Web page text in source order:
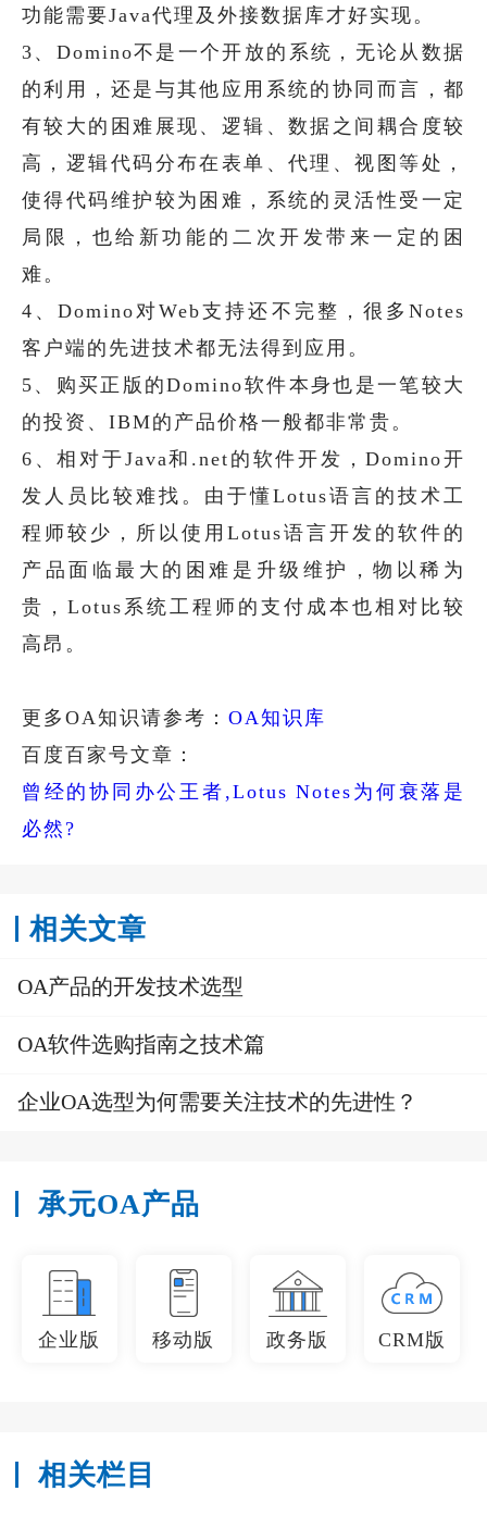
功能需要Java代理及外接数据库才好实现。
3、Domino不是一个开放的系统，无论从数据
的利用，还是与其他应用系统的协同而言，都
有较大的困难展现、逻辑、数据之间耦合度较
高，逻辑代码分布在表单、代理、视图等处，
使得代码维护较为困难，系统的灵活性受一定
局限，也给新功能的二次开发带来一定的困
难。
4、Domino对Web支持还不完整，很多Notes
客户端的先进技术都无法得到应用。
5、购买正版的Domino软件本身也是一笔较大
的投资、IBM的产品价格一般都非常贵。
6、相对于Java和.net的软件开发，Domino开
发人员比较难找。由于懂Lotus语言的技术工
程师较少，所以使用Lotus语言开发的软件的
产品面临最大的困难是升级维护，物以稀为
贵，Lotus系统工程师的支付成本也相对比较
高昂。
更多OA知识请参考： OA知识库
百度百家号文章：
曾经的协同办公王者,Lotus Notes为何衰落是
必然?
相关文章
OA产品的开发技术选型
OA软件选购指南之技术篇
企业OA选型为何需要关注技术的先进性？
承元OA产品
企业版 移动版 政务版 CRM版
相关栏目